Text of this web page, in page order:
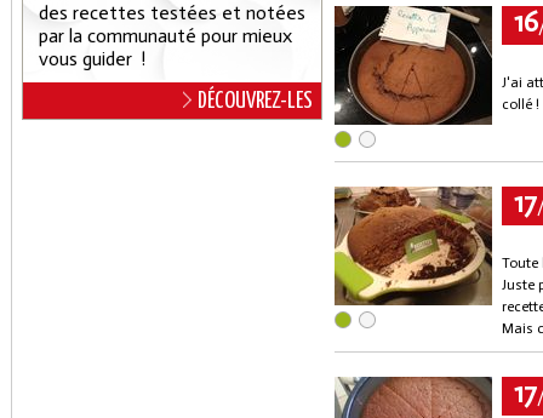
des recettes testées et notées
par la communauté pour mieux
vous guider !
DÉCOUVREZ-LES
16
J'ai
collé
17
Toute
Juste
Mais
17